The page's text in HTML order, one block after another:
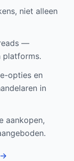
niet alleen
—
platforms.
opties en
in
aankopen,
→